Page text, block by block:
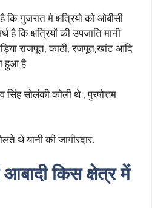
कि गुजरात मे क्षत्रियो को ओबीसी
है कि क्षत्रियों की उपजाति मानी
राजपूत, काठी, रजपूत,खांट आदि
हुआ है
सिंह सोलंकी कोली थे , पुरषोत्तम
थे यानी की जागीरदार.
किस क्षेत्र में